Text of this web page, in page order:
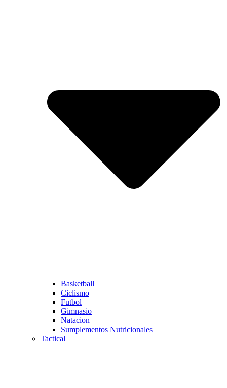
Basketball
Ciclismo
Futbol
Gimnasio
Natacion
Sumplementos Nutricionales
Tactical